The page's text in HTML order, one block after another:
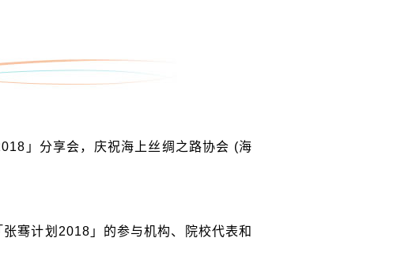
」分享会，庆祝海上丝绸之路协会 (海
骞计划2018」的参与机构、院校代表和